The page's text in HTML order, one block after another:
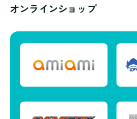
オンラインショップ